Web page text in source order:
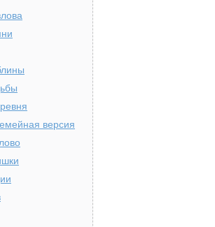
версия